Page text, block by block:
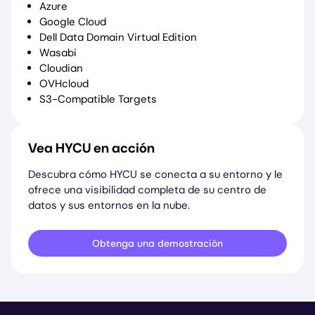
Azure
Google Cloud
Dell Data Domain Virtual Edition
Wasabi
Cloudian
OVHcloud
S3-Compatible Targets
Vea HYCU en acción
Descubra cómo HYCU se conecta a su entorno y le
ofrece una visibilidad completa de su centro de
datos y sus entornos en la nube.
Obtenga una demostración